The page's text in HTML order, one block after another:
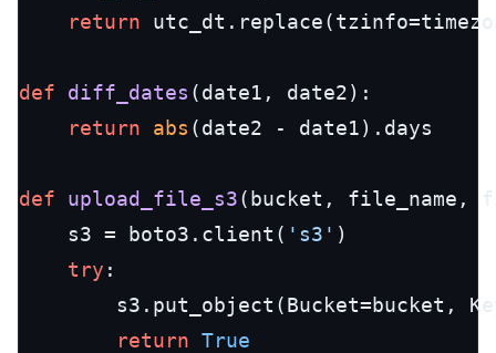
return
def diff_dates (date1, date2):
return
abs (date2 - date1).days
def upload_file_s3( bucket, file_name,
    s3 = boto3.client(
's3' )
try :
s3.put_object(Bucket=bucket,
return True